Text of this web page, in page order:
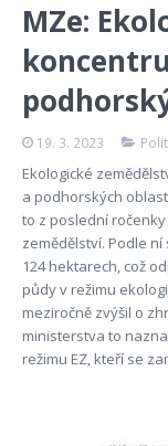
MZe:
19. 3. 2023
Ekologické
a podhorských
to z poslední
zemědělství. Podle
124 hektarech, což
půdy v režimu
meziročně zvýšil o
ministerstva to
režimu EZ, kteří se